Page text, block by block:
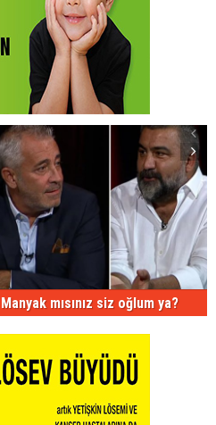
mısınız siz oğlum ya?